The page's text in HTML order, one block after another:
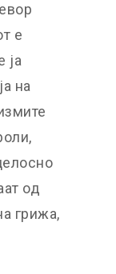
е
ја
на
од
грижа,